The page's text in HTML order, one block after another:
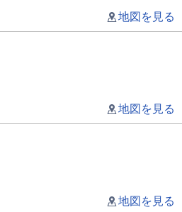
地図を見る
地図を見る
地図を見る